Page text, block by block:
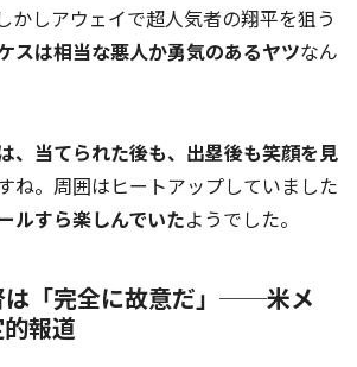
かしアウェイで超人気者の翔平を狙う
スは相当な悪人か勇気のあるヤツなん
、当てられた後も、出塁後も笑顔を見
ね。周囲はヒートアップしていました
ルすら楽しんでいたようでした。
は「完全に故意だ」──米メ
報道